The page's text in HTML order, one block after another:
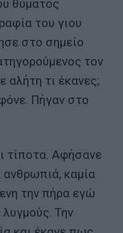
θύματος
του γιου
στο σημείο
τον
αλήτη τι έκανες;
Πήγαν στο
τίποτα. Αφήσανε
καμία
την πήρα εγώ
Την